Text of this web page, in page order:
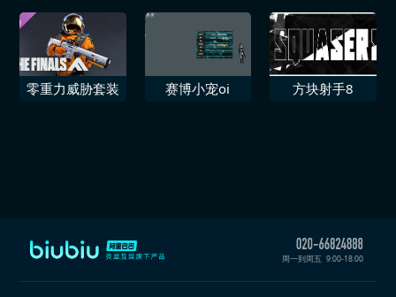
零重力威胁套装 赛博小宠oi 方块射手8
周一到周五 9:00-18:00